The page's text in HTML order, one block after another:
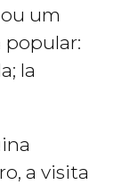
um
la
a visita